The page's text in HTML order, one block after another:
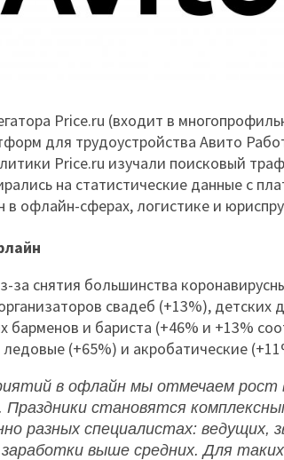
Price.ru (входит в
для трудоустройства Авито
Price.ru изучали поисковый
на статистические данные с
в офлайн-сферах, логистике и
за снятия большинства
свадеб (+13%),
и бариста (+46% и +13%
(+65%) и акробатические
в офлайн мы отмечаем рост
становятся
разных специалистах: ведущих,
выше средних. Для